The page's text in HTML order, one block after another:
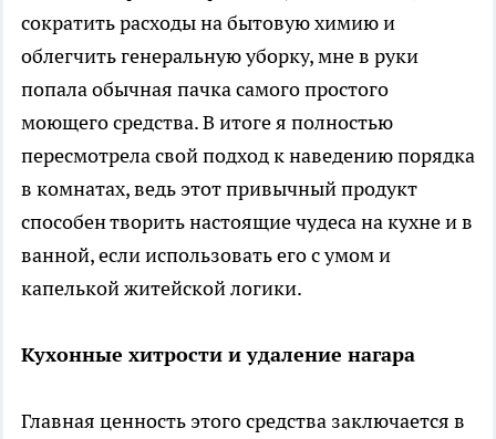
сократить расходы на бытовую химию и
облегчить генеральную уборку, мне в руки
попала обычная пачка самого простого
моющего средства. В итоге я полностью
пересмотрела свой подход к наведению порядка
в комнатах, ведь этот привычный продукт
способен творить настоящие чудеса на кухне и в
ванной, если использовать его с умом и
капелькой житейской логики.
Кухонные хитрости и удаление нагара
Главная ценность этого средства заключается в